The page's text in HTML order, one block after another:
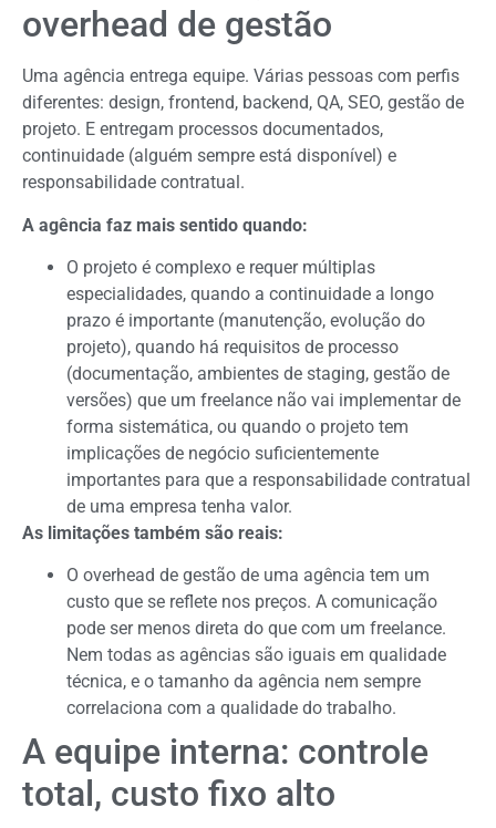
overhead de gestão
Uma agência entrega equipe. Várias pessoas com perfis
diferentes: design, frontend, backend, QA, SEO, gestão de
projeto. E entregam processos documentados,
continuidade (alguém sempre está disponível) e
responsabilidade contratual.
A agência faz mais sentido quando:
O projeto é complexo e requer múltiplas
especialidades, quando a continuidade a longo
prazo é importante (manutenção, evolução do
projeto), quando há requisitos de processo
(documentação, ambientes de staging, gestão de
versões) que um freelance não vai implementar de
forma sistemática, ou quando o projeto tem
implicações de negócio suficientemente
importantes para que a responsabilidade contratual
de uma empresa tenha valor.
As limitações também são reais:
O overhead de gestão de uma agência tem um
custo que se reflete nos preços. A comunicação
pode ser menos direta do que com um freelance.
Nem todas as agências são iguais em qualidade
técnica, e o tamanho da agência nem sempre
correlaciona com a qualidade do trabalho.
A equipe interna: controle
total, custo fixo alto